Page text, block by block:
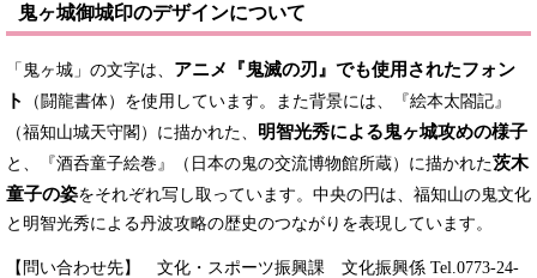
鬼ヶ城御城印のデザインについて
「鬼ヶ城」の文字は、 アニメ『鬼滅の刃』でも使用されたフォン
ト
（闘龍書体）を使用しています。また背景には、『絵本太閤記』
（福知山城天守閣）に描かれた、 明智光秀による鬼ヶ城攻めの様子
と、『酒呑童子絵巻』（日本の鬼の交流博物館所蔵）に描かれた茨木
童子の姿をそれぞれ写し取っています。中央の円は、福知山の鬼文化
と明智光秀による丹波攻略の歴史のつながりを表現しています。
【問い合わせ先】 文化・スポーツ振興課 文化振興係 Tel.0773-24-